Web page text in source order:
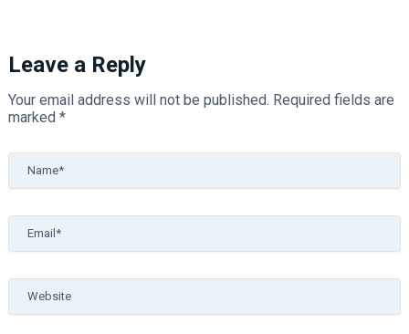
Leave a Reply
Your email address will not be published. Required fields are
marked *
Name*
Email*
Website